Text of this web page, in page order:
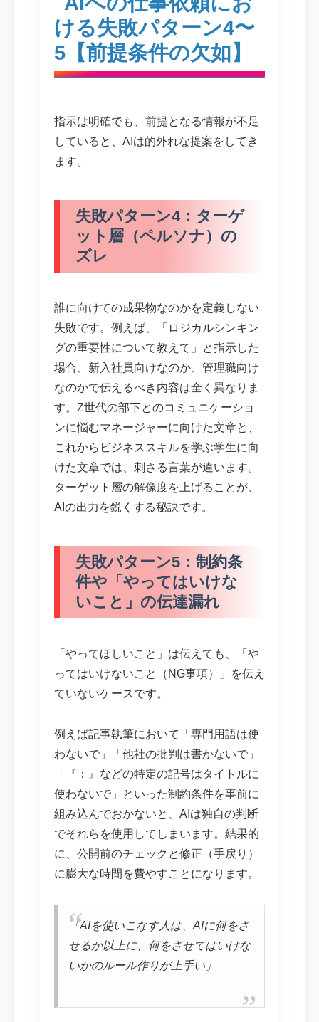
ける失敗パターン4〜
5【前提条件の欠如】
指示は明確でも、前提となる情報が不足
していると、AIは的外れな提案をしてき
ます。
失敗パターン4：ターゲ
ット層（ペルソナ）の
ズレ
誰に向けての成果物なのかを定義しない
失敗です。例えば、「ロジカルシンキン
グの重要性について教えて」と指示した
場合、新入社員向けなのか、管理職向け
なのかで伝えるべき内容は全く異なりま
す。Z世代の部下とのコミュニケーショ
ンに悩むマネージャーに向けた文章と、
これからビジネススキルを学ぶ学生に向
けた文章では、刺さる言葉が違います。
ターゲット層の解像度を上げることが、
AIの出力を鋭くする秘訣です。
失敗パターン5：制約条
件や「やってはいけな
いこと」の伝達漏れ
「やってほしいこと」は伝えても、「や
ってはいけないこと（NG事項）」を伝え
ていないケースです。
例えば記事執筆において「専門用語は使
わないで」「他社の批判は書かないで」
「『：』などの特定の記号はタイトルに
使わないで」といった制約条件を事前に
組み込んでおかないと、AIは独自の判断
でそれらを使用してしまいます。結果的
に、公開前のチェックと修正（手戻り）
に膨大な時間を費やすことになります。
「AIを使いこなす人は、AIに何をさ
せるか以上に、何をさせてはいけな
いかのルール作りが上手い」